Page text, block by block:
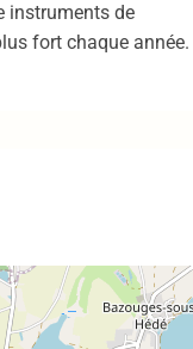
instruments de
fort chaque année.